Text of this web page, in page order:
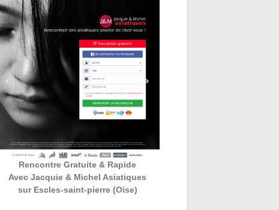
Rencontre Gratuite & Rapide
Avec Jacquie & Michel Asiatiques
sur Escles-saint-pierre (Oise)